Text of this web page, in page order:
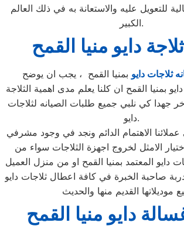
للتعويل عليه والاستعانة به في ذلك العالم
الكبير.
دايو منيا القمح
ثلاجات دايو بمنيا القمح ، يجب ان يوضح
بمنيا القمح ان كلنا يعلم مدى اهمية الثلاجة
جهدا كي نلبي جميع طلبات الصيانه لثلاجات
دايو.
الاهتمام الدائم ونجد في وجود مشرفي
الامثل لخروج اجهزة الثلاجات سواء من
صاحبة الخبرة في كافة اعطال ثلاجات دايو
دايو منيا القمح